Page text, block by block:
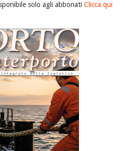
solo agli abbonati Clicca qui